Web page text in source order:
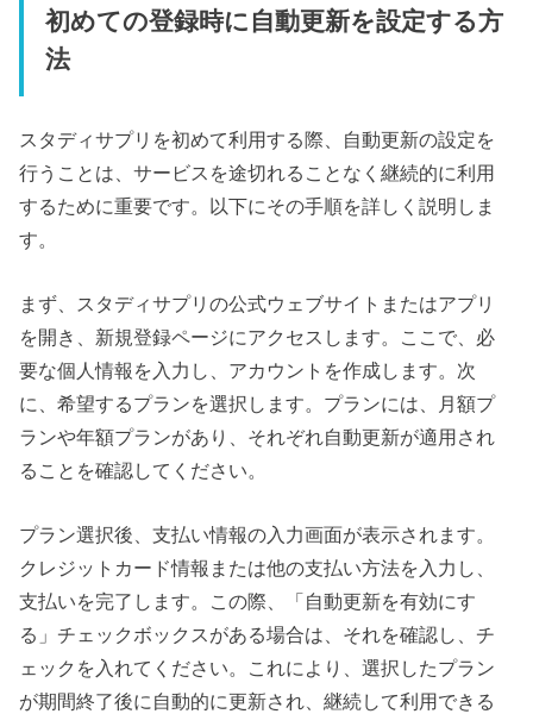
初めての登録時に自動更新を設定する方
法
スタディサプリを初めて利用する際、自動更新の設定を
行うことは、サービスを途切れることなく継続的に利用
するために重要です。以下にその手順を詳しく説明しま
す。
まず、スタディサプリの公式ウェブサイトまたはアプリ
を開き、新規登録ページにアクセスします。ここで、必
要な個人情報を入力し、アカウントを作成します。次
に、希望するプランを選択します。プランには、月額プ
ランや年額プランがあり、それぞれ自動更新が適用され
ることを確認してください。
プラン選択後、支払い情報の入力画面が表示されます。
クレジットカード情報または他の支払い方法を入力し、
支払いを完了します。この際、「自動更新を有効にす
る」チェックボックスがある場合は、それを確認し、チ
ェックを入れてください。これにより、選択したプラン
が期間終了後に自動的に更新され、継続して利用できる